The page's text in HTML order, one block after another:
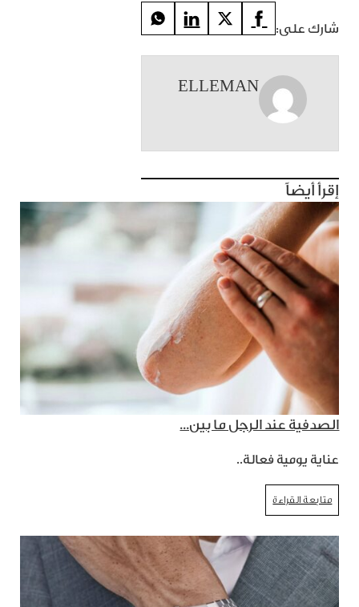
شارك على:
ELLEMAN
إقرأ أيضاً
الصدفية عند الرجل ما بين...
عناية يومية فعالة..
متابعة القراءة